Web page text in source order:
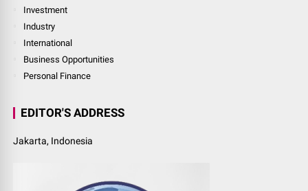
Investment
Industry
International
Business Opportunities
Personal Finance
EDITOR'S ADDRESS
Jakarta, Indonesia